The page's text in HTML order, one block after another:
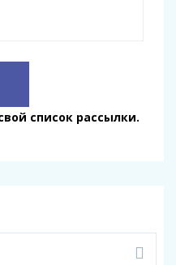
список рассылки.